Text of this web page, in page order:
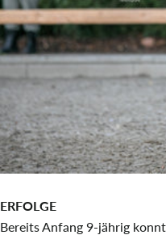
ERFOLGE
Bereits Anfang 9-jährig